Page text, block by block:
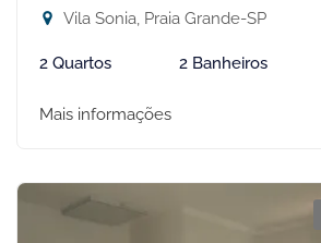
Vila Sonia, Praia Grande-SP
2 Quartos 2 Banheiros
Mais informações